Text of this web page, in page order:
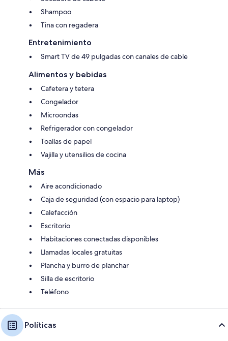
Shampoo
Tina con regadera
Entretenimiento
Smart TV de 49 pulgadas con canales de cable
Alimentos y bebidas
Cafetera y tetera
Congelador
Microondas
Refrigerador con congelador
Toallas de papel
Vajilla y utensilios de cocina
Más
Aire acondicionado
Caja de seguridad (con espacio para laptop)
Calefacción
Escritorio
Habitaciones conectadas disponibles
Llamadas locales gratuitas
Plancha y burro de planchar
Silla de escritorio
Teléfono
Políticas